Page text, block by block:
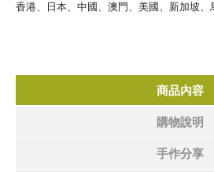
香港、日本、中國、澳門、美國、新加坡
商品內容
購物說明
手作分享